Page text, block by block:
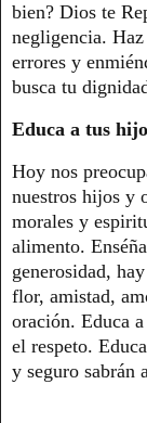
bien? Dios te
negligencia.
errores y
busca tu
Educa a tus
Hoy nos
nuestros hijos y
morales y
alimento.
generosidad,
flor, amistad,
oración. Educa
el respeto.
y seguro sabrán